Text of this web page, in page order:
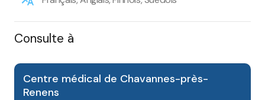
Consulte à
Centre médical de Chavannes-près-
Renens